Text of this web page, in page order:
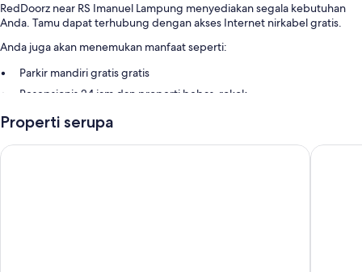
RedDoorz near RS Imanuel Lampung menyediakan segala kebutuhan
Anda. Tamu dapat terhubung dengan akses Internet nirkabel gratis.
Anda juga akan menemukan manfaat seperti:
Parkir mandiri gratis gratis
Resepsionis 24 jam dan properti bebas-rokok
Fitur kamar
Semua kamar tidur di RedDoorz near RS Imanuel Lampung menawarkan
Properti serupa
Great Cokro Edotel Lampung Hotel O